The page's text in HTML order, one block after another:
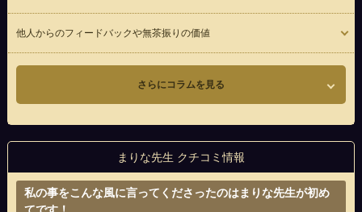
他人からのフィードバックや無茶振りの価値
さらにコラムを見る
まりな先生 クチコミ情報
私の事をこんな風に言ってくださったのはまりな先生が初め